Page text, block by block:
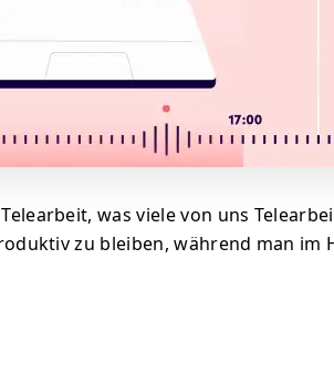
was viele von uns
zu bleiben, während man im